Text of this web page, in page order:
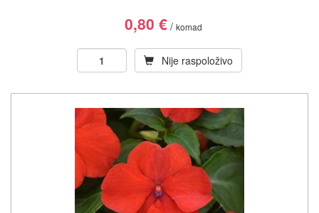
0,80 €/ komad
Nije raspoloživo